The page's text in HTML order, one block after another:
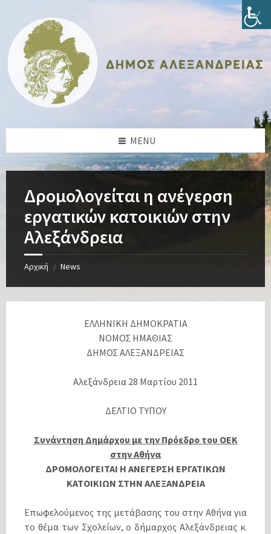
content
sidebar
sidebar
footer
MENU
Δρομολογείται η ανέγερση
εργατικών κατοικιών στην
Αλεξάνδρεια
Αρχική / News
ΕΛΛΗΝΙΚΗ ΔΗΜΟΚΡΑΤΙΑ
ΝΟΜΟΣ ΗΜΑΘΙΑΣ
ΔΗΜΟΣ ΑΛΕΞΑΝΔΡΕΙΑΣ
Αλεξάνδρεια 28 Μαρτίου 2011
ΔΕΛΤΙΟ ΤΥΠΟΥ
Συνάντηση Δημάρχου με την Πρόεδρο του ΟΕΚ
στην Αθήνα
ΔΡΟΜΟΛΟΓΕΙΤΑΙ Η ΑΝΕΓΕΡΣΗ ΕΡΓΑΤΙΚΩΝ
ΚΑΤΟΙΚΙΩΝ ΣΤΗΝ ΑΛΕΞΑΝΔΡΕΙΑ
Επωφελούμενος της μετάβασης του στην Αθήνα για
το θέμα των Σχολείων, ο δήμαρχος Αλεξάνδρειας κ.